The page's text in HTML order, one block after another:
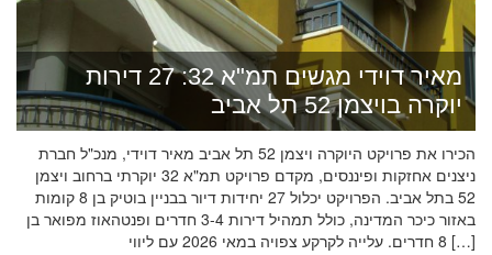
מאיר דוידי מגשים תמ"א 32: 27 דירות
יוקרה בויצמן 52 תל אביב
הכירו את פרויקט היוקרה ויצמן 52 תל אביב מאיר דוידי, מנכ"ל חברת
ניצנים אחזקות ופיננסים, מקדם פרויקט תמ"א 32 יוקרתי ברחוב ויצמן
52 בתל אביב. הפרויקט יכלול 27 יחידות דיור בבניין בוטיק בן 8 קומות
באזור כיכר המדינה, כולל תמהיל דירות 3-4 חדרים ופנטהאוז מפואר בן
8 חדרים. עלייה לקרקע צפויה במאי 2026 עם ליווי […]